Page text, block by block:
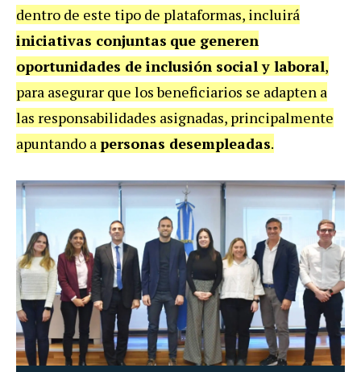
dentro de este tipo de plataformas, incluirá
iniciativas conjuntas que generen
oportunidades de inclusión social y laboral,
para asegurar que los beneficiarios se adapten a
las responsabilidades asignadas, principalmente
apuntando apersonas desempleadas.